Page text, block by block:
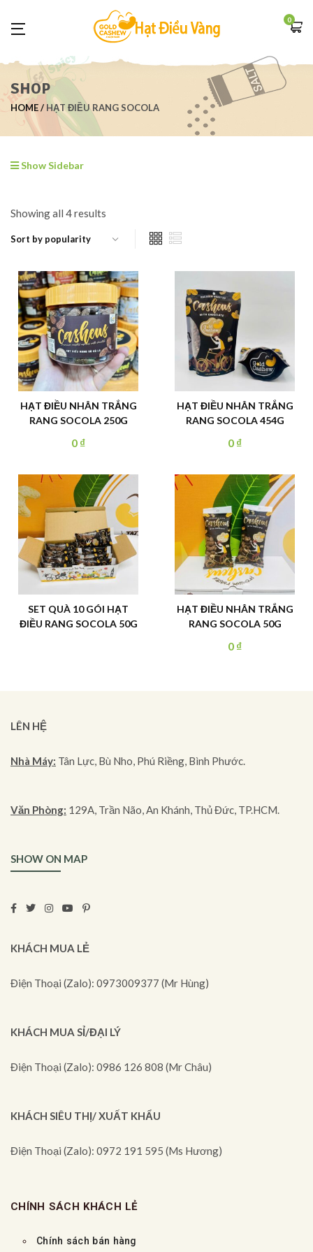
0
SHOP
HOME HẠT ĐIỀU RANG SOCOLA
Show Sidebar
Showing all 4 results
HẠT ĐIỀU NHÂN TRẮNG
RANG SOCOLA 250G
0 ₫
HẠT ĐIỀU NHÂN TRẮNG
RANG SOCOLA 454G
0 ₫
SET QUÀ 10 GÓI HẠT
ĐIỀU RANG SOCOLA 50G
HẠT ĐIỀU NHÂN TRẮNG
RANG SOCOLA 50G
0 ₫
LÊN HỆ
Nhà Máy: Tân Lực, Bù Nho, Phú Riềng, Bình Phước.
Văn Phòng: 129A, Trần Não, An Khánh, Thủ Đức, TP.HCM.
SHOW ON MAP
KHÁCH MUA LẺ
Điện Thoại (Zalo): 0973009377 (Mr Hùng)
KHÁCH MUA SỈ/ĐẠI LÝ
Điện Thoại (Zalo): 0986 126 808 (Mr Châu)
KHÁCH SIÊU THỊ/ XUẤT KHẨU
Điện Thoại (Zalo): 0972 191 595 (Ms Hương)
CHÍNH SÁCH KHÁCH LẺ
Chính sách bán hàng